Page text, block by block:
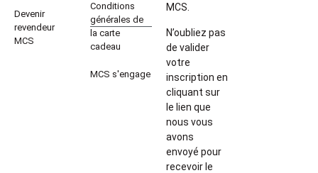
Devenir
revendeur
MCS
Conditions
générales de
la carte
cadeau
MCS s'engage
MCS.
N’oubliez pas
de valider
votre
inscription en
cliquant sur
le lien que
nous vous
avons
envoyé pour
recevoir le